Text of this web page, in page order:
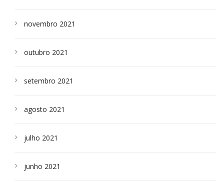
novembro 2021
outubro 2021
setembro 2021
agosto 2021
julho 2021
junho 2021